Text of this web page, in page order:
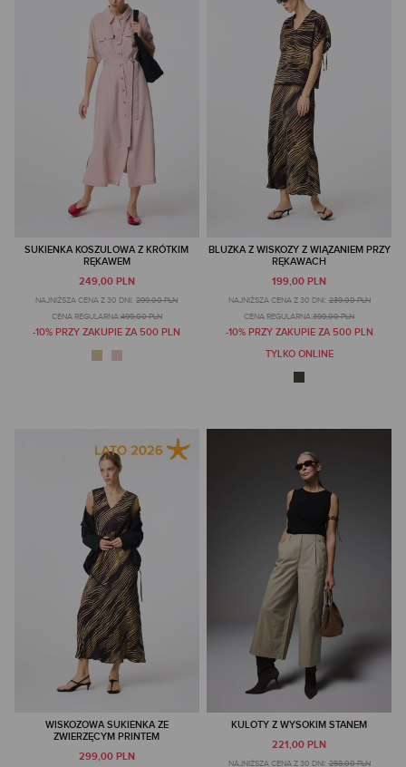
SUKIENKA KOSZULOWA Z KRÓTKIM
RĘKAWEM
249,00 PLN
NAJNIŻSZA CENA Z 30 DNI: 299,00 PLN
CENA REGULARNA:499,00 PLN
-10% PRZY ZAKUPIE ZA 500 PLN
BLUZKA Z WISKOZY Z WIĄZANIEM PRZY
RĘKAWACH
199,00 PLN
NAJNIŻSZA CENA Z 30 DNI: 239,00 PLN
CENA REGULARNA:399,00 PLN
-10% PRZY ZAKUPIE ZA 500 PLN
TYLKO ONLINE
WISKOZOWA SUKIENKA ZE
ZWIERZĘCYM PRINTEM
299,00 PLN
KULOTY Z WYSOKIM STANEM
221,00 PLN
NAJNIŻSZA CENA Z 30 DNI: 258,00 PLN